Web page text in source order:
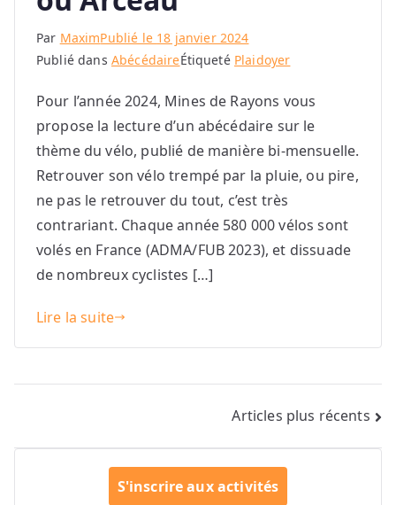
Par MaximPublié le 18 janvier 2024
Publié dans AbécédaireÉtiqueté Plaidoyer
Pour l’année 2024, Mines de Rayons vous
propose la lecture d’un abécédaire sur le
thème du vélo, publié de manière bi-mensuelle.
Retrouver son vélo trempé par la pluie, ou pire,
ne pas le retrouver du tout, c’est très
contrariant. Chaque année 580 000 vélos sont
volés en France (ADMA/FUB 2023), et dissuade
de nombreux cyclistes […]
Lire la suite
des
Articles plus récents
S'inscrire aux activités